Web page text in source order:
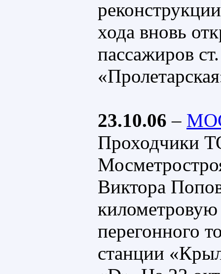
хода вновь
пассажиров ст.
23.10.06 –
Проходчики
Виктора
километровую
перегонного
станции